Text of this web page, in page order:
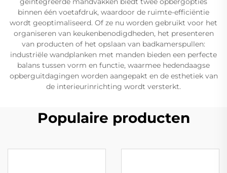
binnen één voetafdruk, waardoor de ruimte-efficiëntie
wordt geoptimaliseerd. Of ze nu worden gebruikt voor het
organiseren van keukenbenodigdheden, het presenteren
van producten of het opslaan van badkamerspullen:
industriële wandplanken met manden bieden een perfecte
balans tussen vorm en functie, waarmee hedendaagse
opberguitdagingen worden aangepakt en de esthetiek van
de interieurinrichting wordt versterkt.
Populaire producten